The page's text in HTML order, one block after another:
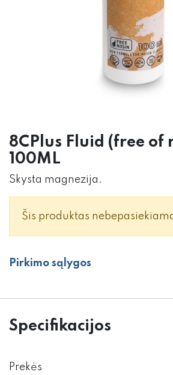
8CPlus Fluid (free of
100ML
Skysta magnezija.
Šis produktas
Pirkimo sąlygos
Specifikacijos
Prekės